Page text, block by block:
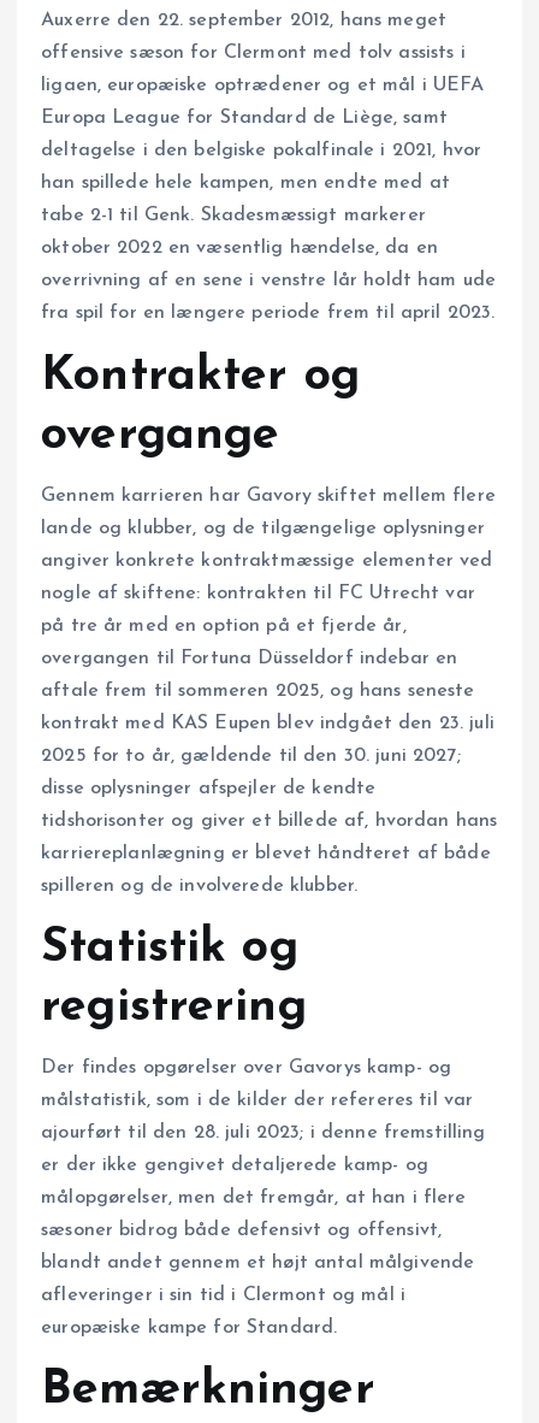
Auxerre den 22. september 2012, hans meget
offensive sæson for Clermont med tolv assists i
ligaen, europæiske optrædener og et mål i UEFA
Europa League for Standard de Liège, samt
deltagelse i den belgiske pokalfinale i 2021, hvor
han spillede hele kampen, men endte med at
tabe 2-1 til Genk. Skadesmæssigt markerer
oktober 2022 en væsentlig hændelse, da en
overrivning af en sene i venstre lår holdt ham ude
fra spil for en længere periode frem til april 2023.
Kontrakter og
overgange
Gennem karrieren har Gavory skiftet mellem flere
lande og klubber, og de tilgængelige oplysninger
angiver konkrete kontraktmæssige elementer ved
nogle af skiftene: kontrakten til FC Utrecht var
på tre år med en option på et fjerde år,
overgangen til Fortuna Düsseldorf indebar en
aftale frem til sommeren 2025, og hans seneste
kontrakt med KAS Eupen blev indgået den 23. juli
2025 for to år, gældende til den 30. juni 2027;
disse oplysninger afspejler de kendte
tidshorisonter og giver et billede af, hvordan hans
karriereplanlægning er blevet håndteret af både
spilleren og de involverede klubber.
Statistik og
registrering
Der findes opgørelser over Gavorys kamp- og
målstatistik, som i de kilder der refereres til var
ajourført til den 28. juli 2023; i denne fremstilling
er der ikke gengivet detaljerede kamp- og
målopgørelser, men det fremgår, at han i flere
sæsoner bidrog både defensivt og offensivt,
blandt andet gennem et højt antal målgivende
afleveringer i sin tid i Clermont og mål i
europæiske kampe for Standard.
Bemærkninger